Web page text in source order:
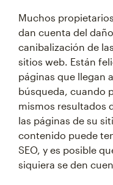
Muchos
dan cuenta del
canibalización de
sitios web. Están
páginas que llegan
búsqueda, cuando
mismos resultados
las páginas de su
contenido puede
SEO, y es posible
siquiera se den